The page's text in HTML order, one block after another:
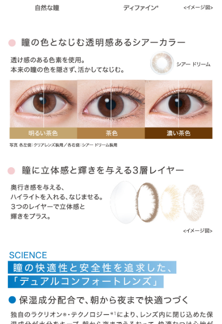
その他のカラー
» ナチュラルシャイン
» ヴィヴィッドスタイル
» ラディアントチャーム
商品についてのお問い合わせ